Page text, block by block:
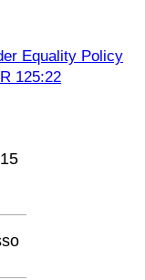
Equality Policy
125:22